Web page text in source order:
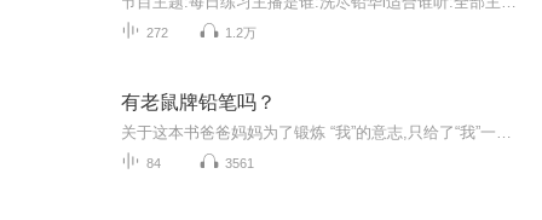
272 1.2万
有老鼠牌铅笔吗？
84 3561